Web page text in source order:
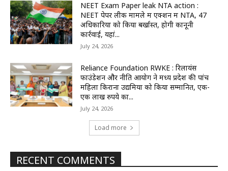
NEET Exam Paper leak NTA action :
NEET पेपर लीक मामले में एक्शन में NTA, 47
अधिकारियों को किया बर्खास्त, होगी कानूनी
कार्रवाई, यहां...
July 24, 2026
Reliance Foundation RWKE : रिलायंस
फाउंडेशन और नीति आयोग ने मध्य प्रदेश की पांच
महिला किराना उद्यमियों को किया सम्मानित, एक-
एक लाख रुपये का...
July 24, 2026
Load more
RECENT COMMENTS